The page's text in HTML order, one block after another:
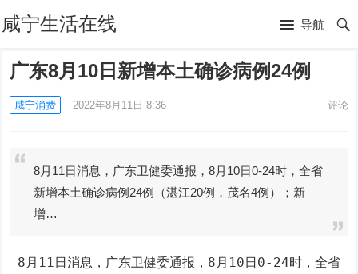
咸宁生活在线 导航
广东8月10日新增本土确诊病例24例
咸宁消费 2022年8月11日 8:36 评论
8月11日消息，广东卫健委通报，8月10日0-24时，全省
新增本土确诊病例24例（湛江20例，茂名4例）；新
增…